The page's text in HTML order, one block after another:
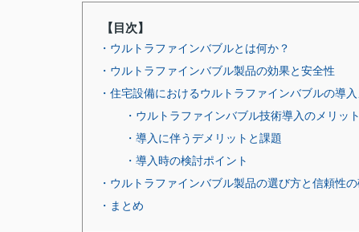
【目次】
・ウルトラファインバブルとは何か？
・ウルトラファインバブル製品の効果と安全性
・住宅設備におけるウルトラファインバブルの導
・ウルトラファインバブル技術導入のメリット
・導入に伴うデメリットと課題
・導入時の検討ポイント
・ウルトラファインバブル製品の選び方と信頼性
・まとめ